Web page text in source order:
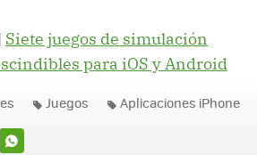
Siete juegos de simulación
para iOS y Android
Juegos Aplicaciones iPhone